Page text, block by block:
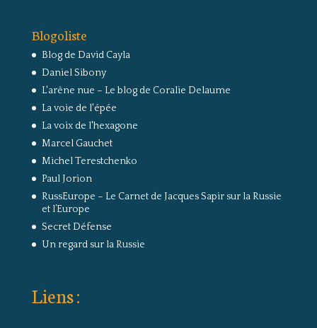
Blogoliste
Blog de David Cayla
Daniel Sibony
L'arêne nue – Le blog de Coralie Delaume
La voie de l'épée
La voix de l'hexagone
Marcel Gauchet
Michel Terestchenko
Paul Jorion
RussEurope – Le Carnet de Jacques Sapir sur la Russie
et l’Europe
Secret Défense
Un regard sur la Russie
Liens :